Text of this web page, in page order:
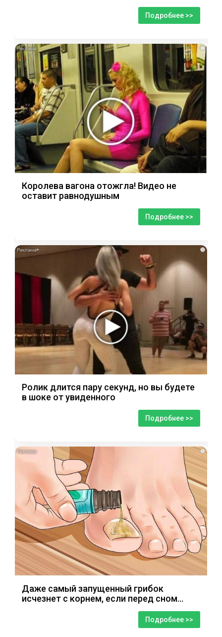
Подробнее >>
i
Королева вагона отожгла! Видео не
оставит равнодушным
Подробнее >>
i
Ролик длится пару секунд, но вы будете
в шоке от увиденного
Подробнее >>
i
Даже самый запущенный грибок
исчезнет с корнем, если перед сном…
Подробнее >>